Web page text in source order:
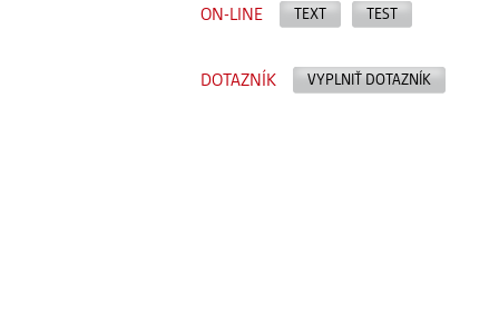
ON-LINE TEXT TEST
DOTAZNÍK VYPLNIŤ DOTAZNÍK